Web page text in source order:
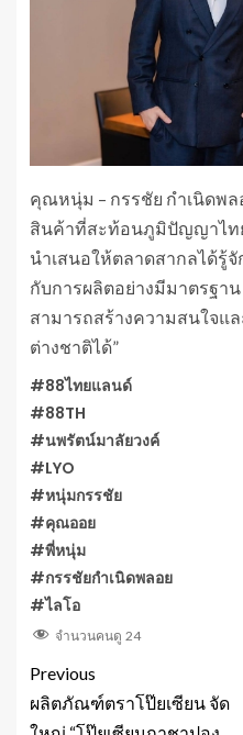
คุณหนุ่ม – กรรชัย กำเนิดพล
สินค้าที่สะท้อนภูมิปัญญาไท
นำเสนอให้ตลาดสากลได้รู้
กับการผลิตอย่างมีมาตรฐา
สามารถสร้างความสนใจแ
ต่างชาติได้”
#88ไทยแลนด์
#88TH
#นพรัตน์มาลัยวงค์
#LYO
#หนุ่มกรรชัย
#คุณออย
#พี่หนุ่ม
#กรรชัยกำเนิดพลอย
#ไลโอ
จำนวนคนดู 24
Previous
ผลิตภัณฑ์ตราโป๊ยเซียน จัด